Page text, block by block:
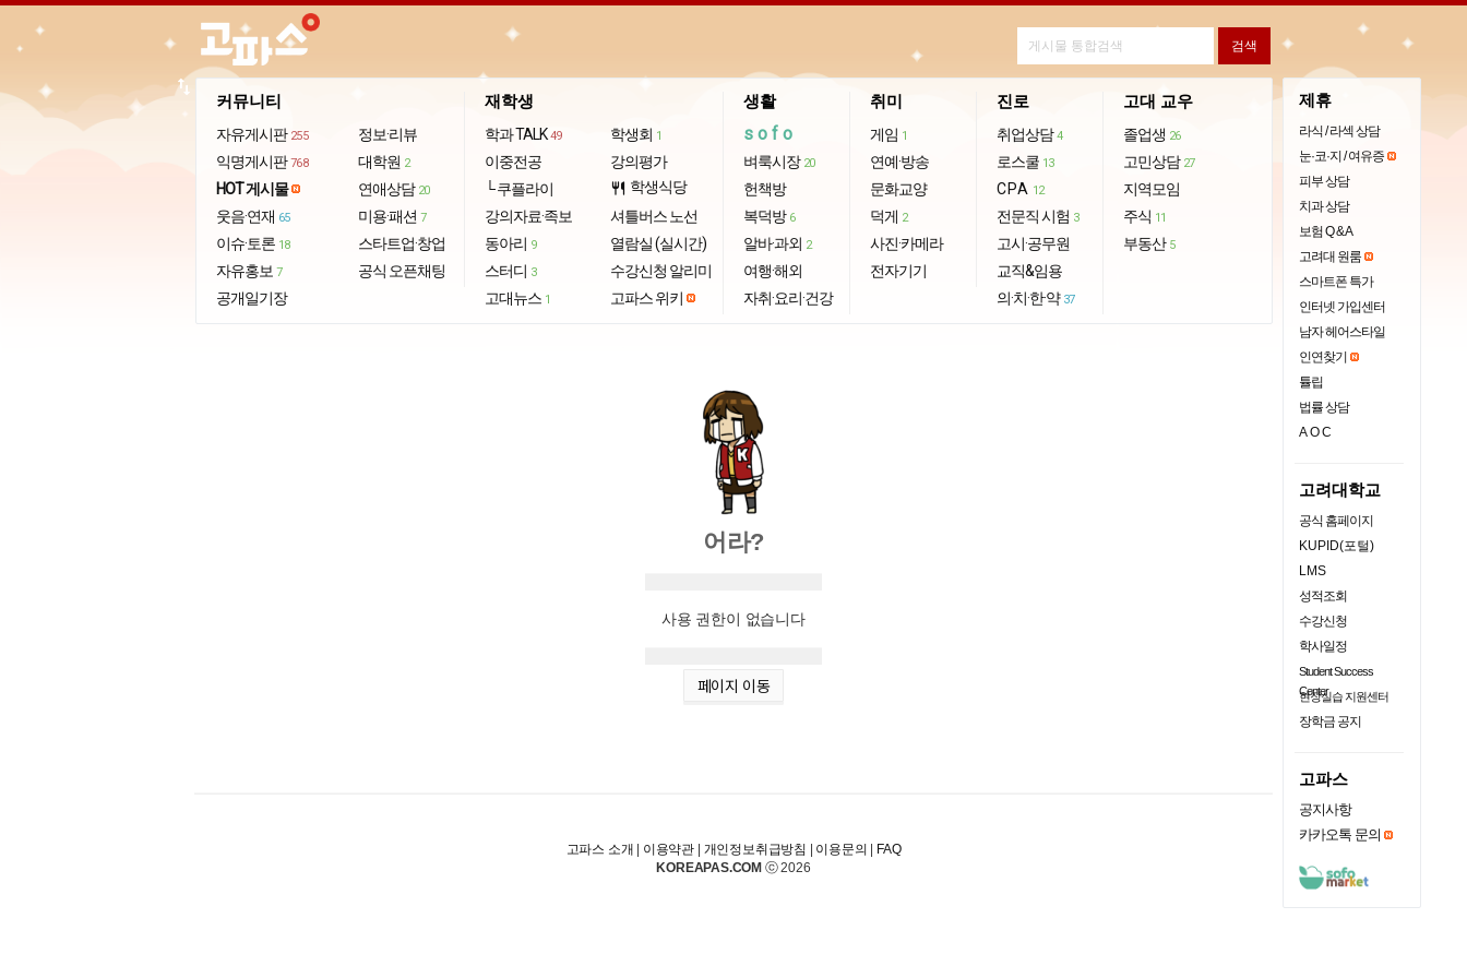
커뮤니티
자유게시판 255
익명게시판 768
HOT 게시물
웃음·연재 65
이슈·토론 18
자유홍보 7
공개일기장
정보·리뷰
대학원 2
연애상담 20
미용·패션 7
스타트업·창업
공식 오픈채팅
재학생
학과 TALK 49
이중전공
└ 쿠플라이
강의자료·족보
동아리 9
스터디 3
고대뉴스 1
학생회 1
강의평가
restaurant 학생식당
셔틀버스 노선
열람실 (실시간)
수강신청 알리미
고파스 위키
생활
sofo
벼룩시장 20
헌책방
복덕방 6
알바·과외 2
여행·해외
자취·요리·건강
취미
게임 1
연예·방송
문화교양
덕게 2
사진·카메라
전자기기
진로
취업상담 4
로스쿨 13
CPA 12
전문직 시험 3
고시·공무원
교직&임용
의·치·한·약 37
고대 교우
졸업생 26
고민상담 27
지역모임
주식 11
부동산 5
import_export
어라?
사용 권한이 없습니다
페이지 이동
제휴
라식 / 라섹 상담
눈·코·지 / 여유증
피부 상담
치과 상담
보험 Q & A
고려대 원룸
스마트폰 특가
인터넷 가입센터
남자 헤어스타일
인연찾기
튤립
법률 상담
AOC
고려대학교
공식 홈페이지
KUPID(포털)
LMS
성적조회
수강신청
학사일정
Student Success
Center
현장실습 지원센터
장학금 공지
고파스
공지사항
카카오톡 문의
고파스 소개 이용약관 개인정보취급방침 이용문의
FAQ
KOREAPAS.COM ⓒ 2026